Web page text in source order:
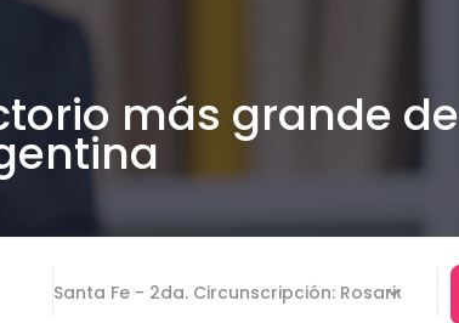
más grande de
Santa Fe - 2da. Circunscripción: Rosario